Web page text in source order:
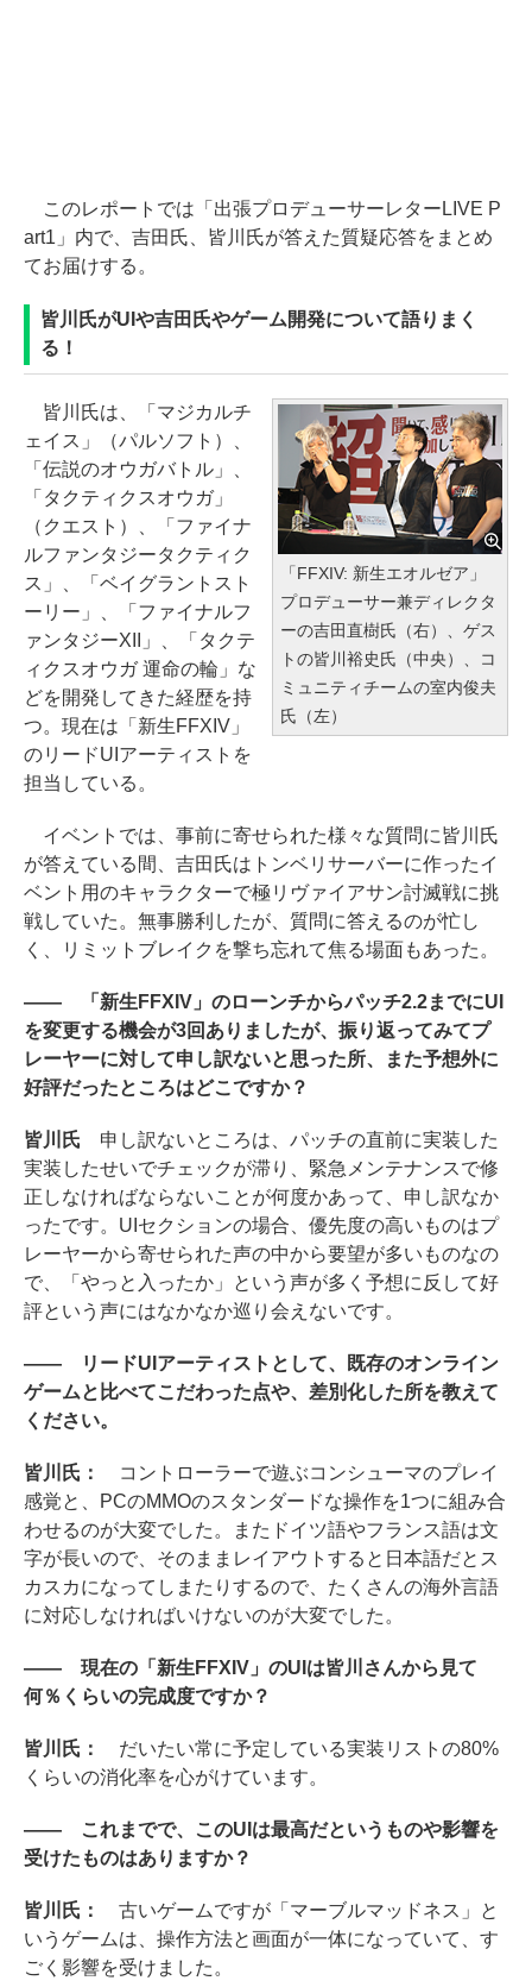
このレポートでは「出張プロデューサーレターLIVE P
art1」内で、吉田氏、皆川氏が答えた質疑応答をまとめ
てお届けする。
皆川氏がUIや吉田氏やゲーム開発について語りまく
る！
「FFXIV: 新生エオルゼア」
プロデューサー兼ディレクタ
ーの吉田直樹氏（右）、ゲス
トの皆川裕史氏（中央）、コ
ミュニティチームの室内俊夫
氏（左）
皆川氏は、「マジカルチ
ェイス」（パルソフト）、
「伝説のオウガバトル」、
「タクティクスオウガ」
（クエスト）、「ファイナ
ルファンタジータクティク
ス」、「ベイグラントスト
ーリー」、「ファイナルフ
ァンタジーXII」、「タクテ
ィクスオウガ 運命の輪」な
どを開発してきた経歴を持
つ。現在は「新生FFXIV」
のリードUIアーティストを
担当している。
イベントでは、事前に寄せられた様々な質問に皆川氏
が答えている間、吉田氏はトンベリサーバーに作ったイ
ベント用のキャラクターで極リヴァイアサン討滅戦に挑
戦していた。無事勝利したが、質問に答えるのが忙し
く、リミットブレイクを撃ち忘れて焦る場面もあった。
―― 「新生FFXIV」のローンチからパッチ2.2までにUI
を変更する機会が3回ありましたが、振り返ってみてプ
レーヤーに対して申し訳ないと思った所、また予想外に
好評だったところはどこですか？
皆川氏 申し訳ないところは、パッチの直前に実装した
実装したせいでチェックが滞り、緊急メンテナンスで修
正しなければならないことが何度かあって、申し訳なか
ったです。UIセクションの場合、優先度の高いものはプ
レーヤーから寄せられた声の中から要望が多いものなの
で、「やっと入ったか」という声が多く予想に反して好
評という声にはなかなか巡り会えないです。
―― リードUIアーティストとして、既存のオンライン
ゲームと比べてこだわった点や、差別化した所を教えて
ください。
皆川氏：
コントローラーで遊ぶコンシューマのプレイ
感覚と、PCのMMOのスタンダードな操作を1つに組み合
わせるのが大変でした。またドイツ語やフランス語は文
字が長いので、そのままレイアウトすると日本語だとス
カスカになってしまたりするので、たくさんの海外言語
に対応しなければいけないのが大変でした。
―― 現在の「新生FFXIV」のUIは皆川さんから見て
何％くらいの完成度ですか？
皆川氏： だいたい常に予定している実装リストの80%
くらいの消化率を心がけています。
―― これまでで、このUIは最高だというものや影響を
受けたものはありますか？
皆川氏： 古いゲームですが「マーブルマッドネス」と
いうゲームは、操作方法と画面が一体になっていて、す
ごく影響を受けました。